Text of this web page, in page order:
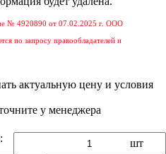
№ 4920890 от 07.02.2025 г. ООО
по запросу правообладателей и
актуальную цену и условия
у менеджера
шт